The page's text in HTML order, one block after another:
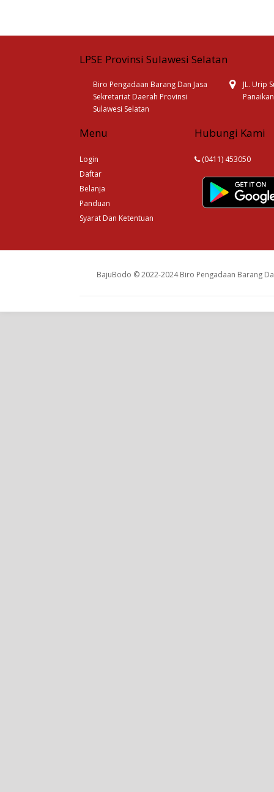
LPSE Provinsi Sulawesi Selatan
Biro Pengadaan Barang Dan Jasa
Sekretariat Daerah Provinsi
Sulawesi Selatan
JL. Urip
Menu
Login
Daftar
Belanja
Panduan
Syarat Dan Ketentuan
Hubungi Kami
(0411) 453050
BajuBodo © 2022-2024 Biro Pengadaan Barang